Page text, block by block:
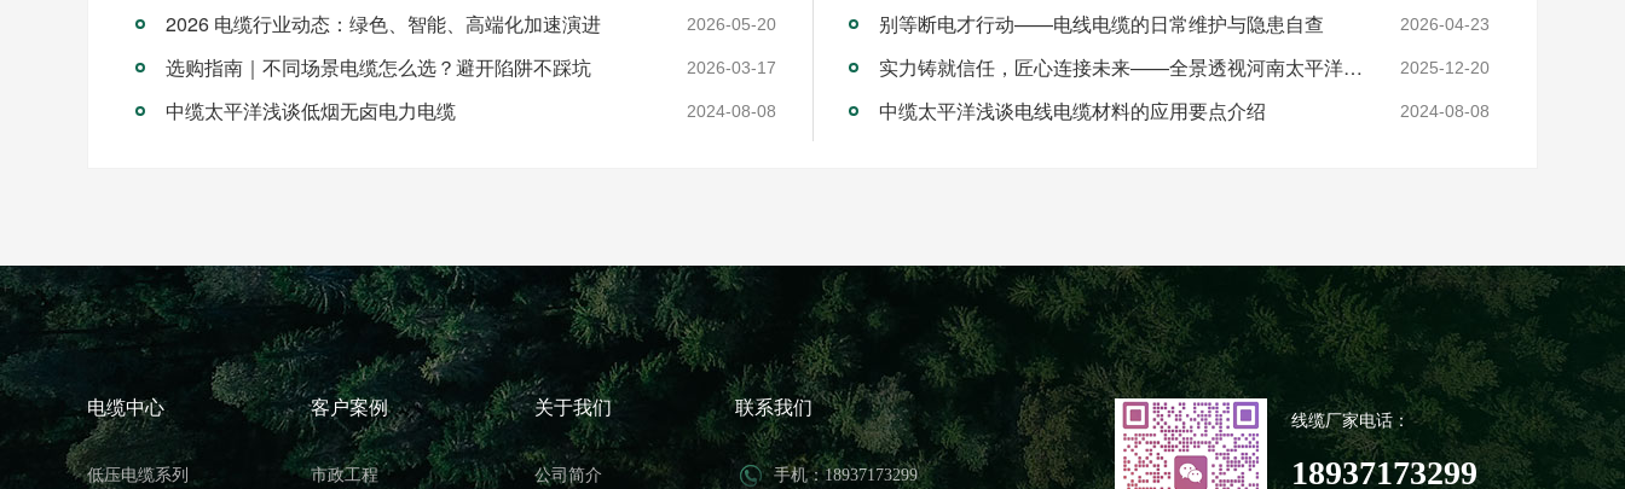
2026 电缆行业动态：绿色、智能、高端化加速演进 2026-05-20 别等断电才行动——电线电缆的日常维护与隐患自查 2026-04-23
选购指南｜不同场景电缆怎么选？避开陷阱不踩坑 2026-03-17 实力铸就信任，匠心连接未来——全景透视河南太平洋电缆厂 2025-12-20
中缆太平洋浅谈低烟无卤电力电缆 2024-08-08 中缆太平洋浅谈电线电缆材料的应用要点介绍 2024-08-08
电缆中心
低压电缆系列
客户案例
市政工程
关于我们
公司简介
联系我们
手机：18937173299
线缆厂家电话：
18937173299